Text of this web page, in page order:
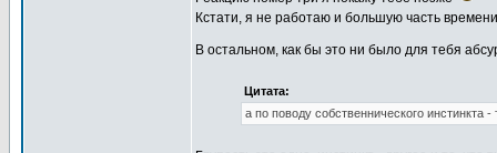
Кстати, я не работаю и большую часть
В остальном, как бы это ни было для тебя
Цитата:
а по поводу собственнического инстинкта